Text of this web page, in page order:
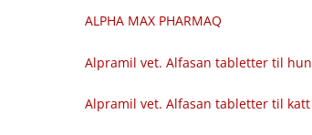
ALPHA MAX PHARMAQ
Alpramil vet. Alfasan tabletter til
Alpramil vet. Alfasan tabletter til katt